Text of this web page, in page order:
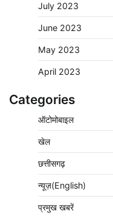
July 2023
June 2023
May 2023
April 2023
Categories
ऑटोमोबाइल
खेल
छत्तीसगढ़
न्यूज़(English)
प्रमुख खबरें